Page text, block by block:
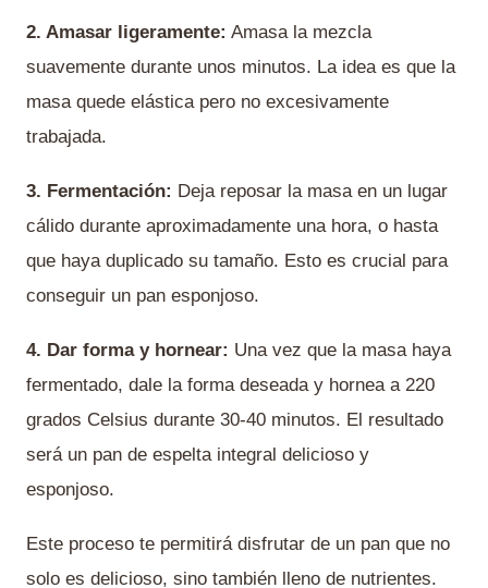
2. Amasar ligeramente: Amasa la mezcla
suavemente durante unos minutos. La idea es que la
masa quede elástica pero no excesivamente
trabajada.
3. Fermentación: Deja reposar la masa en un lugar
cálido durante aproximadamente una hora, o hasta
que haya duplicado su tamaño. Esto es crucial para
conseguir un pan esponjoso.
4. Dar forma y hornear: Una vez que la masa haya
fermentado, dale la forma deseada y hornea a 220
grados Celsius durante 30-40 minutos. El resultado
será un pan de espelta integral delicioso y
esponjoso.
Este proceso te permitirá disfrutar de un pan que no
solo es delicioso, sino también lleno de nutrientes.